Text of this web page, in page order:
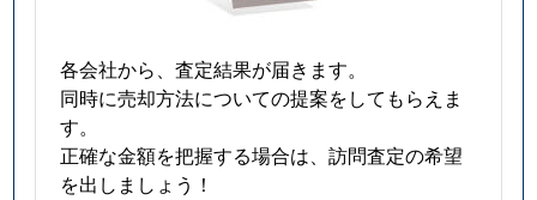
各会社から、査定結果が届きます。
同時に売却方法についての提案をしてもらえま
す。
正確な金額を把握する場合は、訪問査定の希望
を出しましょう！